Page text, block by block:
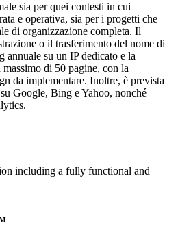
sia per quei contesti in cui
e operativa, sia per i progetti che
di organizzazione completa. Il
o il trasferimento del nome di
su un IP dedicato e la
di 50 pagine, con la
da implementare. Inoltre, è prevista
su Google, Bing e Yahoo, nonché
including a fully functional and